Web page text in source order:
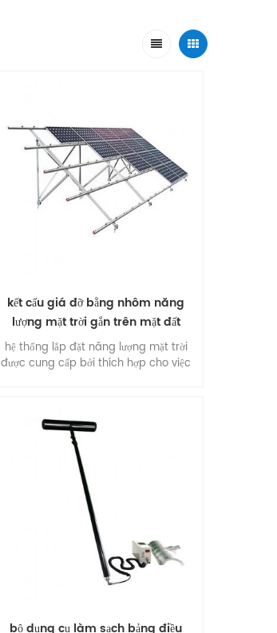
kết cấu giá đỡ bằng nhôm năng
lượng mặt trời gắn trên mặt đất
hệ thống lắp đặt năng lượng mặt trời
được cung cấp bởi thích hợp cho việc
và độ chính xác , hiệu suất môi trường
đặc biệt , chất lượng suprtb .
bộ dụng cụ làm sạch bảng điều